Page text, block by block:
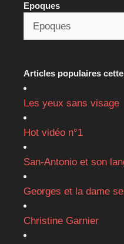
Epoques
Articles populaires
Les yeux sans visage
Hot vidéo n°1
San-Antonio et son
Georges et la dame
Christine Garnier